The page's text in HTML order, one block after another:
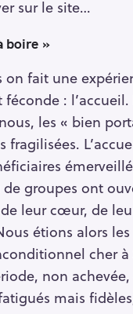
sur le site…
boire »
on fait une
:
les « bien
fragilisées.
groupes ont
leur cœur, de
étions alors
cher
non
mais